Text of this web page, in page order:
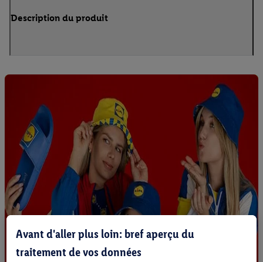
Description du produit
Avant d'aller plus loin: bref aperçu du
traitement de vos données